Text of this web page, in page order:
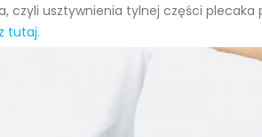
czyli usztywnienia tylnej części
tutaj.